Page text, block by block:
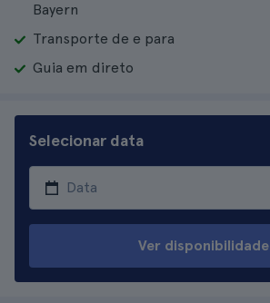
Bayern
Transporte de e para
Guia em direto
Selecionar data
Ver disponibilidade